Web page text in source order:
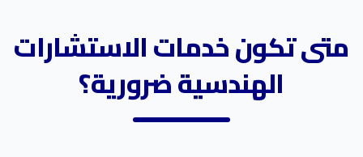
متى تكون خدمات الاستشارات
الهندسية ضرورية؟